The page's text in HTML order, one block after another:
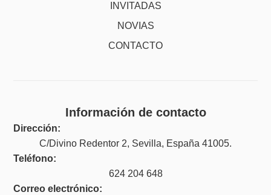
INVITADAS
NOVIAS
CONTACTO
Información de contacto
Dirección:
C/Divino Redentor 2, Sevilla, España 41005.
Teléfono:
624 204 648
Correo electrónico: